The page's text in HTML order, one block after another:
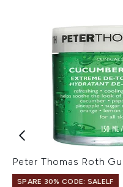
Peter Thomas Roth
SPARE 30% CODE: SALELF